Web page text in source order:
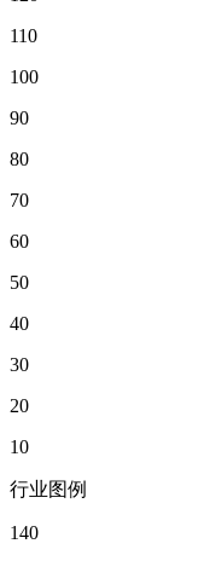
110
100
90
80
70
60
50
40
30
20
10
行业图例
140